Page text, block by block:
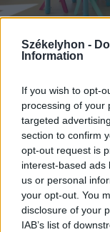
Székelyhon -
Information
If you wish to opt-
processing of your
targeted
section to confirm
opt-out request is
interest-based ads
us or personal
your opt-out. You
disclosure of your
IAB’s list of
hogy